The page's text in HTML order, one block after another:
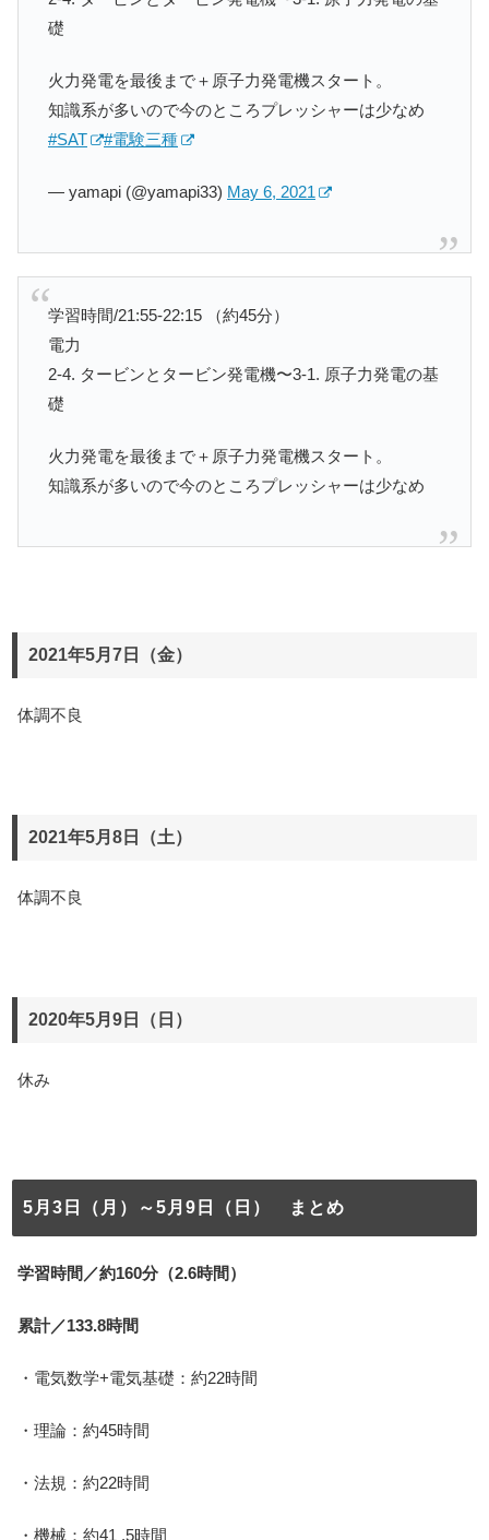
礎
火力発電を最後まで＋原子力発電機スタート。
知識系が多いので今のところプレッシャーは少なめ
#SAT
#電験三種
— yamapi (@yamapi33) May 6, 2021
学習時間/21:55-22:15 （約45分）
電力
2-4. タービンとタービン発電機〜3-1. 原子力発電の基
礎
火力発電を最後まで＋原子力発電機スタート。
知識系が多いので今のところプレッシャーは少なめ
2021年5月7日（金）
体調不良
2021年5月8日（土）
体調不良
2020年5月9日（日）
休み
5月3日（月）～5月9日（日） まとめ
学習時間／約160分（2.6時間）
累計／133.8時間
・電気数学+電気基礎：約22時間
・理論：約45時間
・法規：約22時間
・機械：約41 .5時間